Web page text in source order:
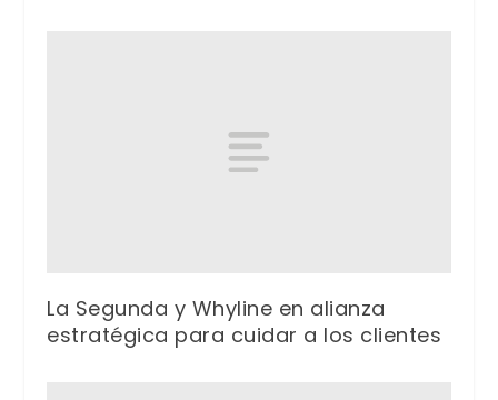
La Segunda y Whyline en alianza
estratégica para cuidar a los clientes